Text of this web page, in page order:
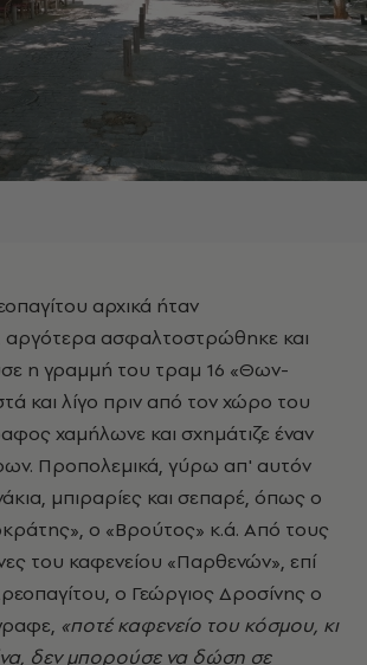
ασφαλτοστρώθηκε και
η γραμμή του τραμ 16 «Θων-
και λίγο πριν από τον χώρο του
χαμήλωνε και σχημάτιζε έναν
Προπολεμικά, γύρω απ' αυτόν
μπιραρίες και σεπαρέ, όπως ο
ο «Βρούτος» κ.ά. Από τους
του καφενείου «Παρθενών», επί
ο Γεώργιος Δροσίνης ο
«ποτέ καφενείο του κόσμου, κι
δεν μπορούσε να δώση σε